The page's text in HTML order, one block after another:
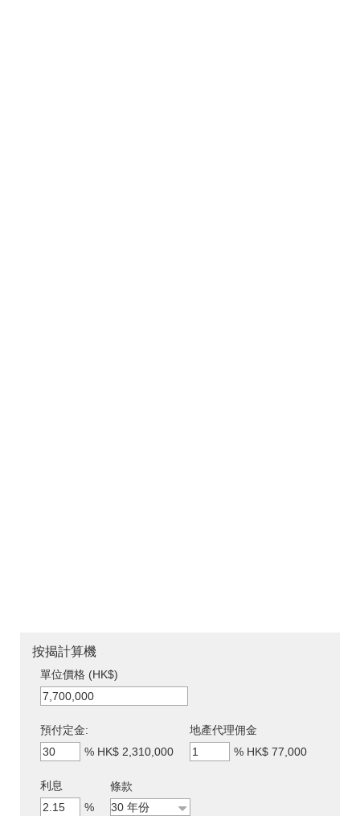
按揭計算機
單位價格 (HK$)
預付定金:
% HK$ 2,310,000
地產代理佣金
% HK$ 77,000
利息
%
條款